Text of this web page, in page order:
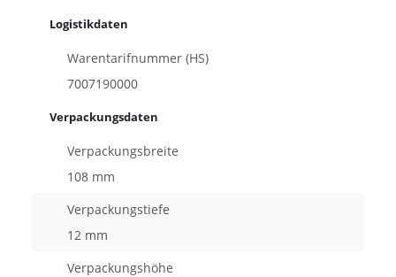
Logistikdaten
Warentarifnummer (HS)
7007190000
Verpackungsdaten
Verpackungsbreite
108 mm
Verpackungstiefe
12 mm
Verpackungshöhe